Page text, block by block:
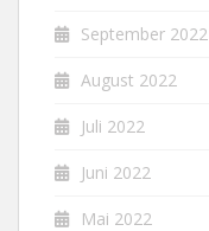
September 2022
August 2022
Juli 2022
Juni 2022
Mai 2022